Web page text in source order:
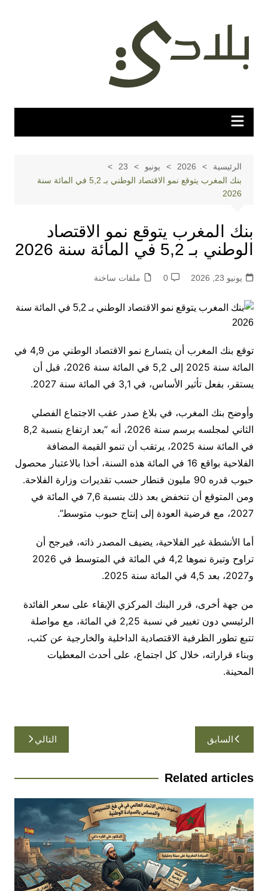
المحتوى
الرئيسية 2026 يونيو
23
بنك المغرب يتوقع نمو الاقتصاد الوطني بـ 5,2 في المائة سنة
2026
بنك المغرب يتوقع نمو الاقتصاد
الوطني بـ 5,2 في المائة سنة 2026
يونيو 23, 2026 0 ملفات ساخنة
توقع بنك المغرب أن يتسارع نمو الاقتصاد الوطني من 4,9 في
المائة سنة 2025 إلى 5,2 في المائة سنة 2026، قبل أن
يستقر، بفعل تأثير الأساس، في 3,1 في المائة سنة 2027.
وأوضح بنك المغرب، في بلاغ صدر عقب الاجتماع الفصلي
الثاني لمجلسه برسم سنة 2026، أنه “بعد ارتفاع بنسبة 8,2
في المائة سنة 2025، يرتقب أن تنمو القيمة المضافة
الفلاحية بواقع 16 في المائة هذه السنة، أخذا بالاعتبار محصول
حبوب قدره 90 مليون قنطار حسب تقديرات وزارة الفلاحة.
ومن المتوقع أن تنخفض بعد ذلك بنسبة 7,6 في المائة في
2027، مع فرضية العودة إلى إنتاج حبوب متوسط”.
أما الأنشطة غير الفلاحية، يضيف المصدر ذاته، فيرجح أن
تراوح وتيرة نموها 4,2 في المائة في المتوسط في 2026
و2027، بعد 4,5 في المائة سنة 2025.
من جهة أخرى، قرر البنك المركزي الإبقاء على سعر الفائدة
الرئيسي دون تغيير في نسبة 2,25 في المائة، مع مواصلة
تتبع تطور الظرفية الاقتصادية الداخلية والخارجية عن كثب،
وبناء قراراته، خلال كل اجتماع، على أحدث المعطيات
المحينة.
تصفّح
المقالات
السابق التالي
Related articles